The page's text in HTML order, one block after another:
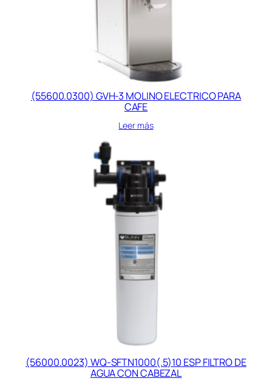
(55600.0300) GVH-3 MOLINO ELECTRICO PARA
CAFE
Leer más
(56000.0023) WQ-SFTN1000(.5)10 ESP FILTRO DE
AGUA CON CABEZAL